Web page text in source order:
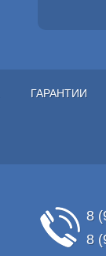
ГАРАНТИИ
8
8